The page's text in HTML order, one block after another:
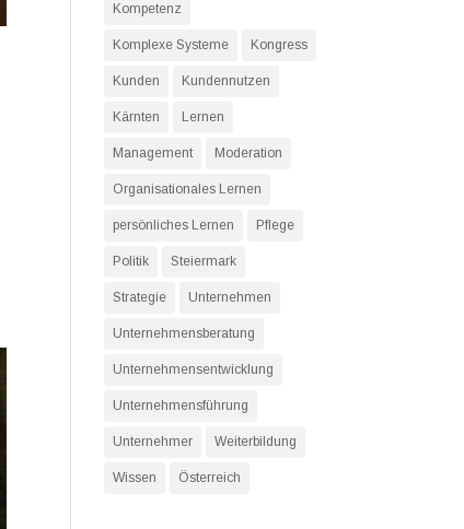
Kompetenz
Komplexe Systeme Kongress
Kunden Kundennutzen
Kärnten Lernen
Management Moderation
Organisationales Lernen
persönliches Lernen Pflege
Politik Steiermark
Strategie Unternehmen
Unternehmensberatung
Unternehmensentwicklung
Unternehmensführung
Unternehmer Weiterbildung
Wissen Österreich